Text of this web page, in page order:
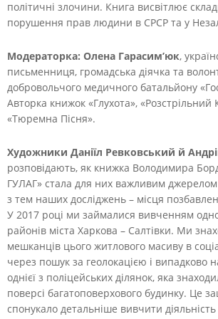
політичні злочини. Книга висвітлює
порушення прав людини в СРСР та у
Модераторка: Олена Гарасим’юк,
письменниця, громадська діячка та
добровольчого медичного батальйону
Авторка книжок «Глухота», «Розстрільний
«Тюремна Пісня».
Художники Даніїл Ревковський й
розповідають, як книжка Володимира
ГУЛАГ» стала для них важливим джерелом
з тем наших досліджень – місця
У 2017 році ми займалися вивченням
районів міста Харкова – Салтівки. Ми
мешканців цього житлового масиву в
через пошук за геолокацією і випадково
однієї з поліцейських ділянок, яка
поверсі багатоповерхового будинку. Це
спонукало детальніше вивчити діяльність